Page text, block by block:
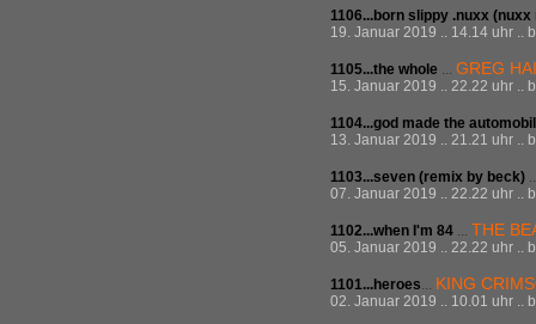
1106...born slippy .nuxx (nuxx
19. Januar 2019 .. 14.14 uhr ..
1105...the whole ... GREG
15. Januar 2019 .. 22.22 uhr ..
1104...god made the
13. Januar 2019 .. 21.21 uhr ..
1103...seven (remix by beck)
07. Januar 2019 .. 22.22 uhr ..
1102...when I'm 84 ... THE
05. Januar 2019 .. 22.22 uhr ..
1101...heroes... KING
02. Januar 2019 .. 10.01 uhr ..